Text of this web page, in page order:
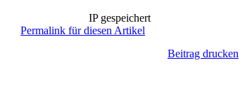
IP gespeichert
Permalink für diesen Artikel
Beitrag drucken